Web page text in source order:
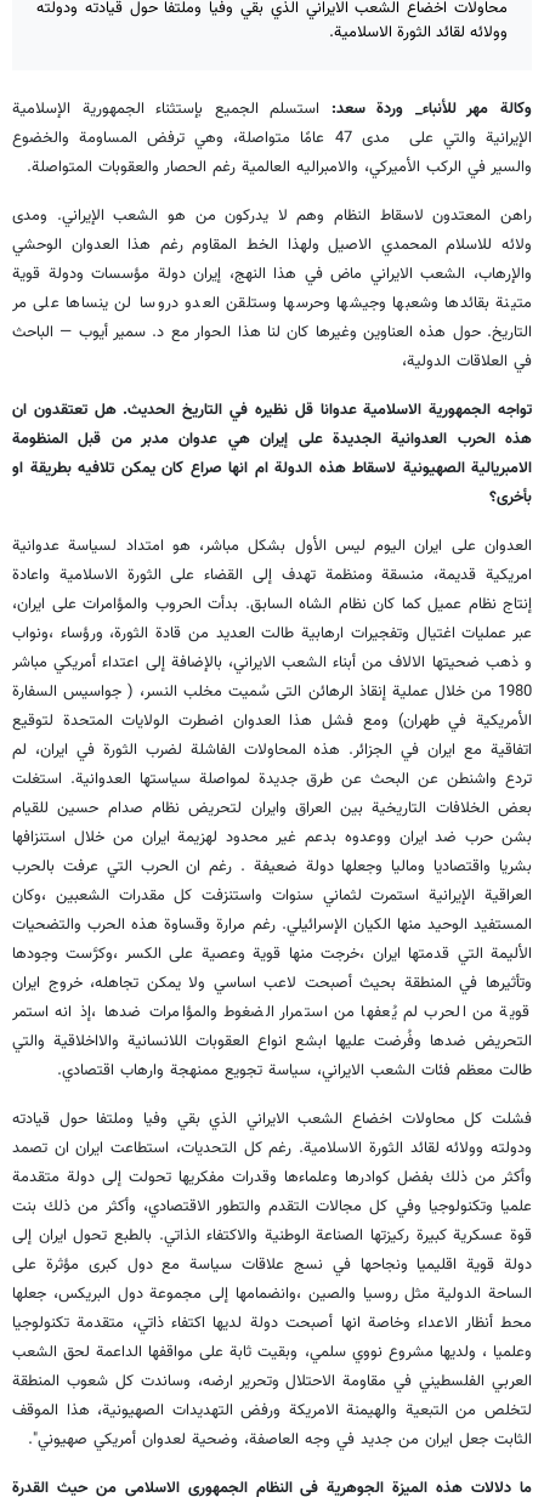
محاولات اخضاع الشعب الايراني الذي بقي وفيا وملتفا حول قيادته ودولته
وولائه لقائد الثورة الاسلامية.
وكالة مهر للأنباء_ وردة سعد: استسلم الجميع بإستثناء الجمهورية الإسلامية
الإيرانية والتي على مدى 47 عامًا متواصلة، وهي ترفض المساومة والخضوع
والسير في الركب الأميركي، والامبراليه العالمية رغم الحصار والعقوبات المتواصلة.
راهن المعتدون لاسقاط النظام وهم لا يدركون من هو الشعب الإيراني. ومدى
ولائه للاسلام المحمدي الاصيل ولهذا الخط المقاوم رغم هذا العدوان الوحشي
والإرهاب، الشعب الايراني ماض في هذا النهج، إيران دولة مؤسسات ودولة قوية
متينة بقائدها وشعبها وجيشها وحرسها وستلقن العدو دروسا لن ينساها على مر
التاريخ. حول هذه العناوين وغيرها كان لنا هذا الحوار مع د. سمير أيوب — الباحث
في العلاقات الدولية،
تواجه الجمهورية الاسلامية عدوانا قل نظيره في التاريخ الحديث. هل تعتقدون ان
هذه الحرب العدوانية الجديدة على إيران هي عدوان مدبر من قبل المنظومة
الامبريالية الصهيونية لاسقاط هذه الدولة ام انها صراع كان يمكن تلافيه بطريقة او
بأخرى؟
العدوان على ايران اليوم ليس الأول بشكل مباشر، هو امتداد لسياسة عدوانية
امريكية قديمة، منسقة ومنظمة تهدف إلى القضاء على الثورة الاسلامية واعادة
إنتاج نظام عميل كما كان نظام الشاه السابق. بدأت الحروب والمؤامرات على ايران،
عبر عمليات اغتيال وتفجيرات ارهابية طالت العديد من قادة الثورة، ورؤساء ،ونواب
و ذهب ضحيتها الالاف من أبناء الشعب الايراني، بالإضافة إلى اعتداء أمريكي مباشر
1980 من خلال عملية إنقاذ الرهائن التى سُميت مخلب النسر، ( جواسيس السفارة
الأمريكية في طهران) ومع فشل هذا العدوان اضطرت الولايات المتحدة لتوقيع
اتفاقية مع ايران في الجزائر. هذه المحاولات الفاشلة لضرب الثورة في ايران، لم
تردع واشنطن عن البحث عن طرق جديدة لمواصلة سياستها العدوانية. استغلت
بعض الخلافات التاريخية بين العراق وايران لتحريض نظام صدام حسين للقيام
بشن حرب ضد ايران ووعدوه بدعم غير محدود لهزيمة ايران من خلال استنزافها
بشريا واقتصاديا وماليا وجعلها دولة ضعيفة . رغم ان الحرب التي عرفت بالحرب
العراقية الإيرانية استمرت لثماني سنوات واستنزفت كل مقدرات الشعبين ،وكان
المستفيد الوحيد منها الكيان الإسرائيلي. رغم مرارة وقساوة هذه الحرب والتضحيات
الأليمة التي قدمتها ايران ،خرجت منها قوية وعصية على الكسر ،وكرَّست وجودها
وتأثيرها في المنطقة بحيث أصبحت لاعب اساسي ولا يمكن تجاهله، خروج ايران
قوية من الحرب لم يُعفها من استمرار الضغوط والمؤامرات ضدها ،إذ انه استمر
التحريض ضدها وفُرضت عليها ابشع انواع العقوبات اللانسانية والااخلاقية والتي
طالت معظم فئات الشعب الايراني، سياسة تجويع ممنهجة وارهاب اقتصادي.
فشلت كل محاولات اخضاع الشعب الايراني الذي بقي وفيا وملتفا حول قيادته
ودولته وولائه لقائد الثورة الاسلامية. رغم كل التحديات، استطاعت ايران ان تصمد
وأكثر من ذلك بفضل كوادرها وعلماءها وقدرات مفكريها تحولت إلى دولة متقدمة
علميا وتكنولوجيا وفي كل مجالات التقدم والتطور الاقتصادي، وأكثر من ذلك بنت
قوة عسكرية كبيرة ركيزتها الصناعة الوطنية والاكتفاء الذاتي. بالطبع تحول ايران إلى
دولة قوية اقليميا ونجاحها في نسج علاقات سياسة مع دول كبرى مؤثرة على
الساحة الدولية مثل روسيا والصين ،وانضمامها إلى مجموعة دول البريكس، جعلها
محط أنظار الاعداء وخاصة انها أصبحت دولة لديها اكتفاء ذاتي، متقدمة تكنولوجيا
وعلميا ، ولديها مشروع نووي سلمي، وبقيت ثابة على مواقفها الداعمة لحق الشعب
العربي الفلسطيني في مقاومة الاحتلال وتحرير ارضه، وساندت كل شعوب المنطقة
لتخلص من التبعية والهيمنة الامريكة ورفض التهديدات الصهيونية، هذا الموقف
الثابت جعل ايران من جديد في وجه العاصفة، وضحية لعدوان أمريكي صهيوني".
ما دلالات هذه الميزة الجوهرية في النظام الجمهوري الاسلامي من حيث القدرة